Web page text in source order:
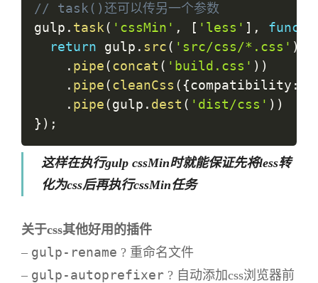
// task()还可以传另一个参数
gulp . task( 'cssMin' , [ 'less' ] ,
return gulp . src( 'src/css/*.css' )
. pipe(concat ( 'build.css' ) )
. pipe(cleanCss ( {compatibility :
. pipe(gulp . dest ( 'dist/css' ) )
} ) ;
这样在执行gulp cssMin时就能保证先将less转
化为css后再执行cssMin任务
关于css其他好用的插件
– gulp-rename ? 重命名文件
– gulp-autoprefixer ? 自动添加css浏览器前